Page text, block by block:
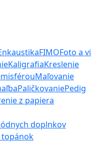
FIMOFoto a
KaligrafiaKreslenie
Maľovanie
PaličkovaniePedig
z papiera
doplnkov
topánok